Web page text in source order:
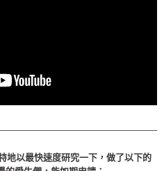
地以最快速度研究一下，做了以下的